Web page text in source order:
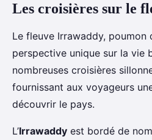
Les croisières sur le
Le fleuve Irrawaddy, poumon
perspective unique sur la vie
nombreuses croisières
fournissant aux voyageurs
découvrir le pays.
L’Irrawaddy est bordé de